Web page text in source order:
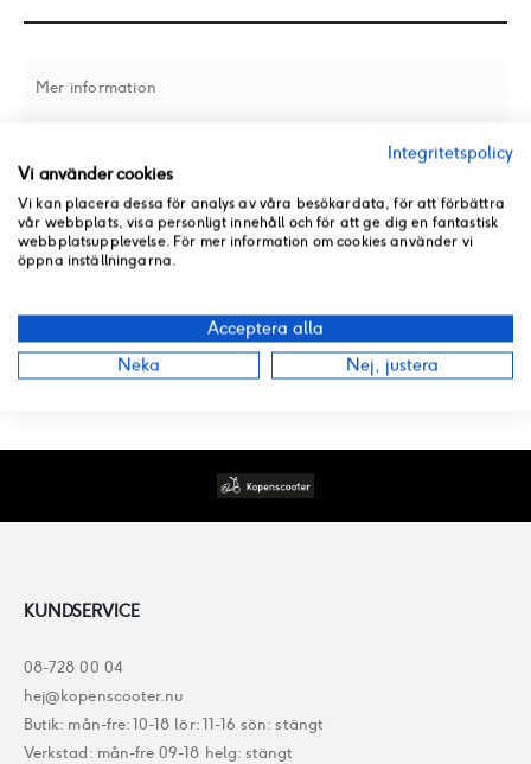
Mer information
Kymco
Xciting 500Ri ABS
RECENSIONER
PRODUKT PDF
KUNDSERVICE
08-728 00 04
hej@kopenscooter.nu
Butik: mån-fre: 10-18 lör: 11-16 sön: stängt
Verkstad: mån-fre 09-18 helg: stängt
Integritetspolicy
Vi använder cookies
Vi kan placera dessa för analys av våra besökardata, för att förbättra
vår webbplats, visa personligt innehåll och för att ge dig en fantastisk
webbplatsupplevelse. För mer information om cookies använder vi
öppna inställningarna.
Acceptera alla
Neka
Nej, justera